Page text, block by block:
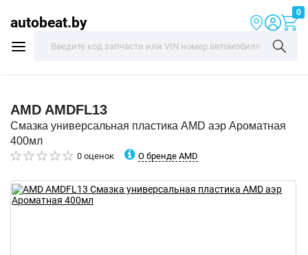
autobeat.by
0
AMD AMDFL13
Смазка универсальная пластика AMD аэр Ароматная
400мл
0 оценок О бренде AMD